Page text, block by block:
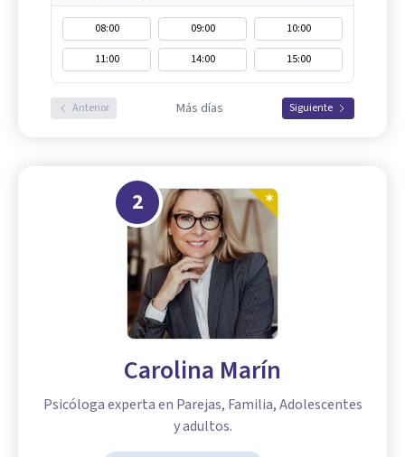
08:00 09:00
10:00
11:00
14:00 15:00
Anterior Más días Siguiente
2
Carolina Marín
Psicóloga experta en Parejas, Familia, Adolescentes
y adultos.